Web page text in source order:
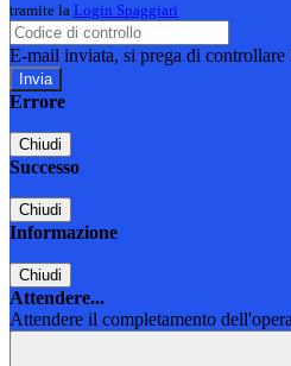
tramite la Login Spaggiari
E-mail inviata, si prega di controllare
Errore
Chiudi
Successo
Chiudi
Informazione
Chiudi
Attendere...
Attendere il completamento